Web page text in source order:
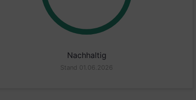
Nachhaltig
Stand 01.06.2026